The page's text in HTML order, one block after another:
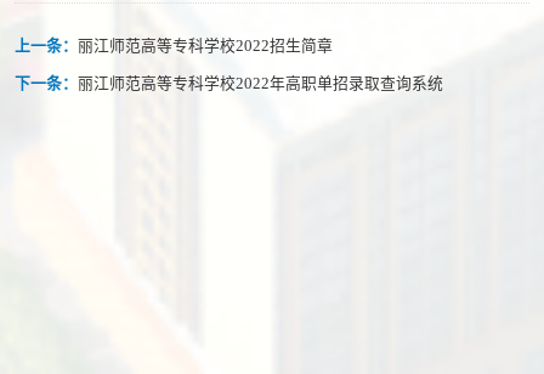
上一条： 丽江师范高等专科学校2022招生简章
下一条： 丽江师范高等专科学校2022年高职单招录取查询系统